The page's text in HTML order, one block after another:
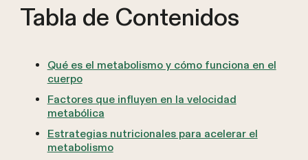
Tabla de Contenidos
Qué es el metabolismo y cómo funciona en el
cuerpo
Factores que influyen en la velocidad
metabólica
Estrategias nutricionales para acelerar el
metabolismo